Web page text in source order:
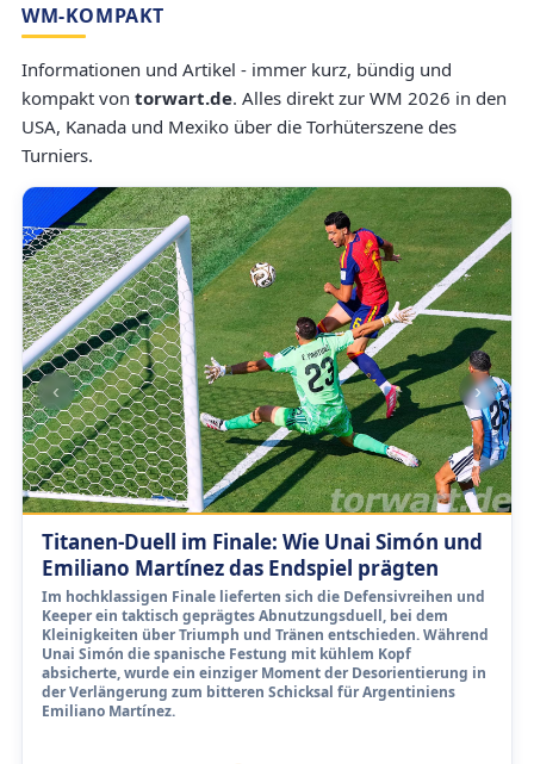
WM-KOMPAKT
Informationen und Artikel - immer kurz, bündig und
kompakt von torwart.de. Alles direkt zur WM 2026 in den
USA, Kanada und Mexiko über die Torhüterszene des
Turniers.
Titanen-Duell im Finale: Wie Unai Simón und
Emiliano Martínez das Endspiel prägten
Im hochklassigen Finale lieferten sich die Defensivreihen und
Keeper ein taktisch geprägtes Abnutzungsduell, bei dem
Kleinigkeiten über Triumph und Tränen entschieden. Während
Unai Simón die spanische Festung mit kühlem Kopf
absicherte, wurde ein einziger Moment der Desorientierung in
der Verlängerung zum bitteren Schicksal für Argentiniens
Emiliano Martínez.
‹ ›